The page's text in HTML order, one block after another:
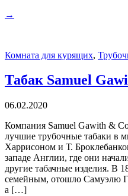
→
Комната для курящих,
Табак Samuel
06.02.2020
Компания Samuel Gawith &
лучшие трубочные табаки в
Харрисоном и Т.
западе Англии, где они
другие табачные изделия. В
семейным, отошло Самуэлю
а […]